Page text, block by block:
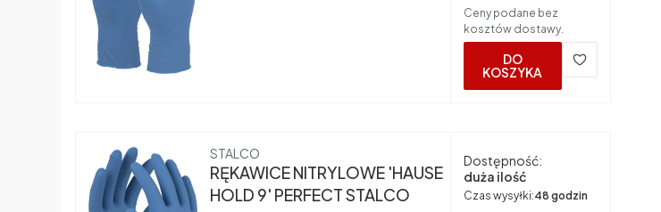
Ceny podane bez
kosztów dostawy.
DO
KOSZYKA
Producent
STALCO
RĘKAWICE NITRYLOWE 'HAUSE
HOLD 9' PERFECT STALCO
Dostępność:
duża ilość
Czas wysyłki:48 godzin